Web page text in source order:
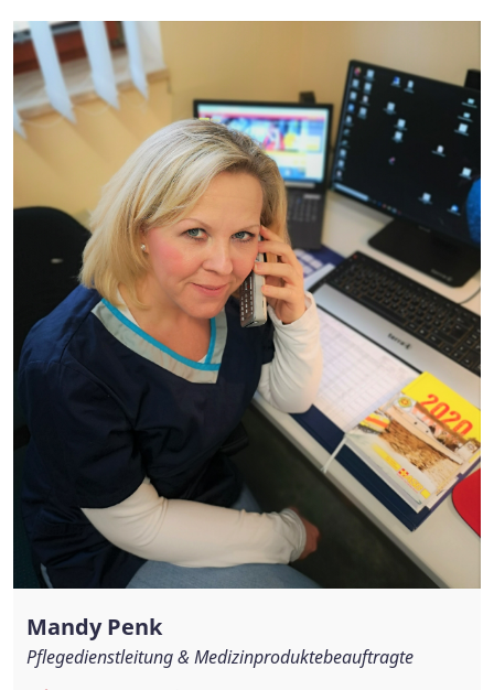
Mandy Penk
Pflegedienstleitung & Medizinproduktebeauftragte